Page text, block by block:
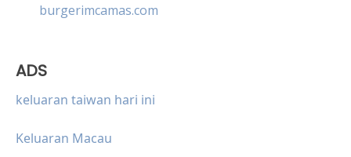
burgerimcamas.com
ADS
keluaran taiwan hari ini
Keluaran Macau